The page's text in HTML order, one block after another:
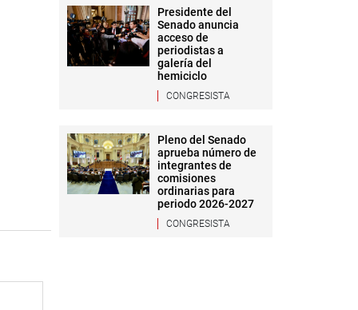
Presidente del
Senado anuncia
acceso de
periodistas a
galería del
hemiciclo
CONGRESISTA
Pleno del Senado
aprueba número de
integrantes de
comisiones
ordinarias para
periodo 2026-2027
CONGRESISTA